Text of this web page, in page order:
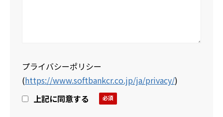
プライバシーポリシー
(https://www.softbankcr.co.jp/ja/privacy/)
上記に同意する